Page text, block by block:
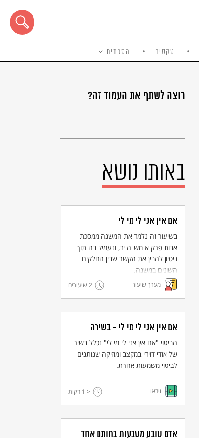
טקסים הסכתים
רוצה לשתף את העמוד זה?
באותו נושא
אם אין אני לי מי לי
בשיעור זה נלמד את המשנה ממסכת
אבות פרק א משנה יד, ונעמיק בה תוך
ניסיון להבין את הקשר שבין החלקים
השונים במשנה.
מערך שיעור 2 שיעורים
אם אין אני לי מי לי - בשירה
הביטוי "אם אין אני לי מי לי" נכלל בשיר
של אודי דוידי במקצב ומוזיקה שנותנים
לביטוי משמעות אחרת.
וידאו < 1 דקות
אדם טובע מטבעות בחותם אחד